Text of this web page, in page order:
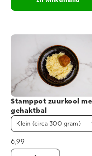
Stamppot zuurkool
gehaktbal
6,99